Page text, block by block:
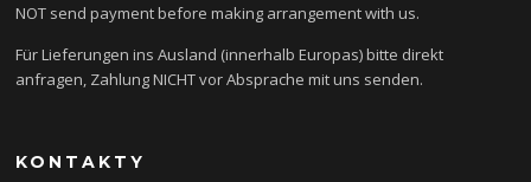
NOT send payment before making arrangement with us.
Für Lieferungen ins Ausland (innerhalb Europas) bitte direkt
anfragen, Zahlung NICHT vor Absprache mit uns senden.
KONTAKTY